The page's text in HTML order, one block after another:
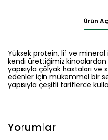
Ürün
Yüksek protein, lif ve mineral
kendi ürettiğimiz
yapısıyla çölyak hastaları ve
edenler için mükemmel bir
yapısıyla çeşitli tariflerde
Yorumlar